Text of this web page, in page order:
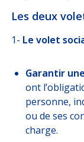
Les deux
1- Le volet
Garantir
ont
personne,
ou de ses
charge.